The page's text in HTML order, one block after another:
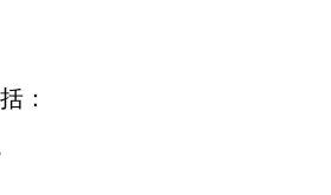
：